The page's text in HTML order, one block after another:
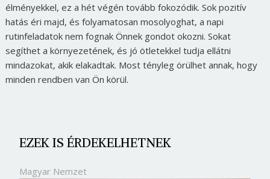
élményekkel, ez a hét végén tovább fokozódik. Sok pozitív
hatás éri majd, és folyamatosan mosolyoghat, a napi
rutinfeladatok nem fognak Önnek gondot okozni. Sokat
segíthet a környezetének, és jó ötletekkel tudja ellátni
mindazokat, akik elakadtak. Most tényleg örülhet annak, hogy
minden rendben van Ön körül.
EZEK IS ÉRDEKELHETNEK
Magyar Nemzet